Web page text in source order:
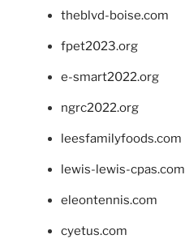
theblvd-boise.com
fpet2023.org
e-smart2022.org
ngrc2022.org
leesfamilyfoods.com
lewis-lewis-cpas.com
eleontennis.com
cyetus.com